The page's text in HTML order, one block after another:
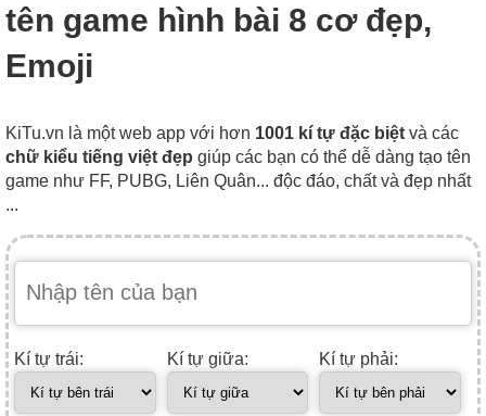
tên game hình bài 8 cơ đẹp,
Emoji
KiTu.vn là một web app với hơn 1001 kí tự đặc biệt và các
chữ kiểu tiếng việt đẹp giúp các bạn có thể dễ dàng tạo tên
game như FF, PUBG, Liên Quân... độc đáo, chất và đẹp nhất
...
Kí tự trái: Kí tự giữa: Kí tự phải: